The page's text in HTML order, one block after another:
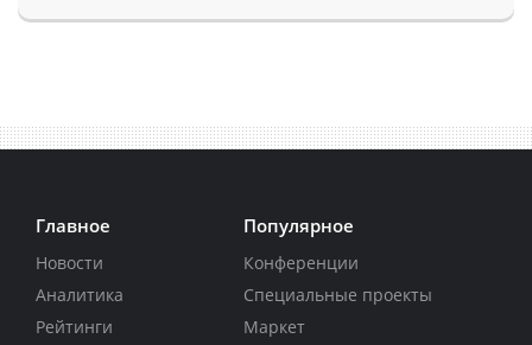
Главное
Новости
Аналитика
Рейтинги
Популярное
Конференции
Специальные проекты
Маркет